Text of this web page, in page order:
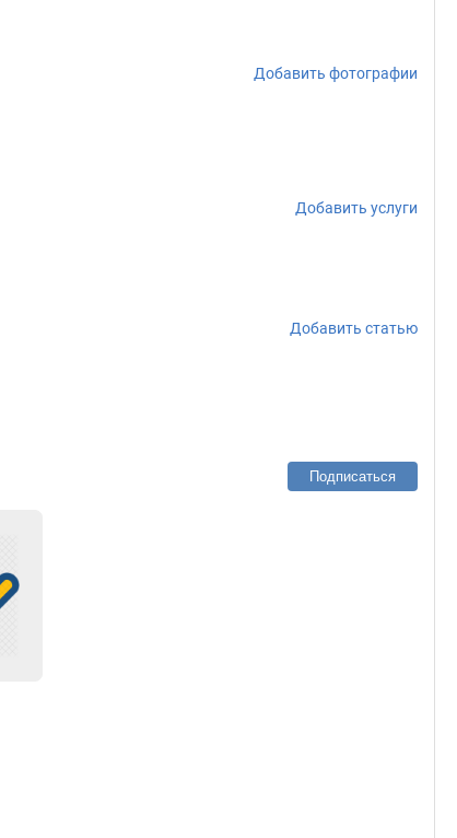
Добавить фотографии
Добавить услуги
Добавить статью
Подписаться